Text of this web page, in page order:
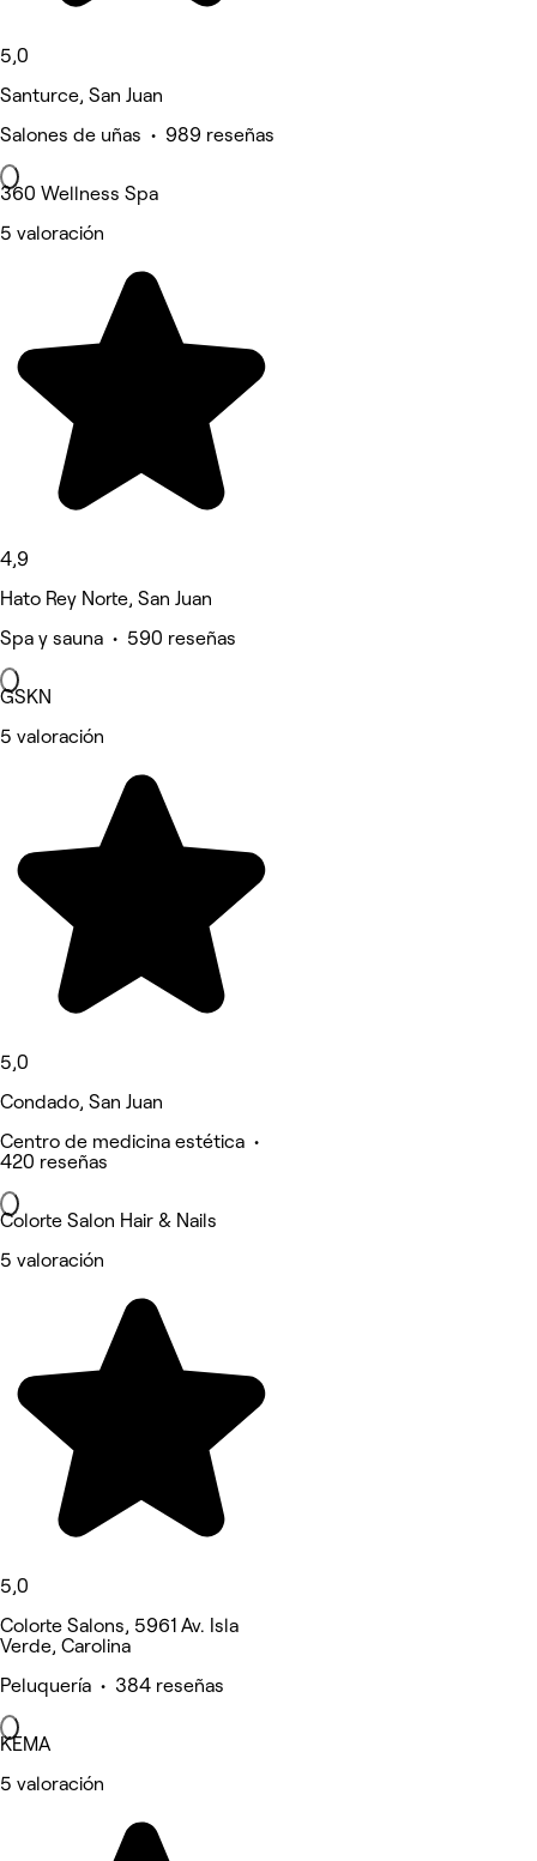
5,0
Santurce, San Juan
Salones de uñas • 989 reseñas
360 Wellness Spa
5 valoración
4,9
Hato Rey Norte, San Juan
Spa y sauna • 590 reseñas
GSKN
5 valoración
5,0
Condado, San Juan
Centro de medicina estética •
420 reseñas
Colorte Salon Hair & Nails
5 valoración
5,0
Colorte Salons, 5961 Av. Isla
Verde, Carolina
Peluquería • 384 reseñas
KEMA
5 valoración